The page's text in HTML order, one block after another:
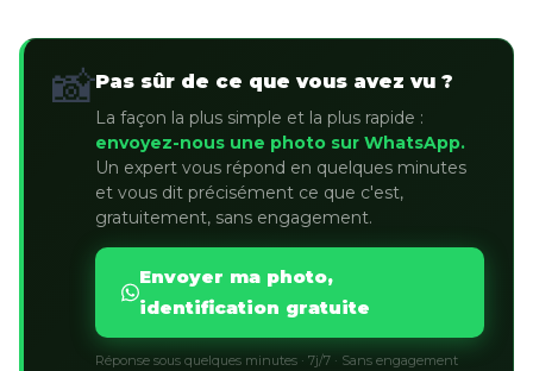
📸Pas sûr de ce que vous avez vu ?
La façon la plus simple et la plus rapide :
envoyez-nous une photo sur WhatsApp.
Un expert vous répond en quelques minutes
et vous dit précisément ce que c'est,
gratuitement, sans engagement.
Envoyer ma photo,
identification gratuite
Réponse sous quelques minutes · 7j/7 · Sans engagement